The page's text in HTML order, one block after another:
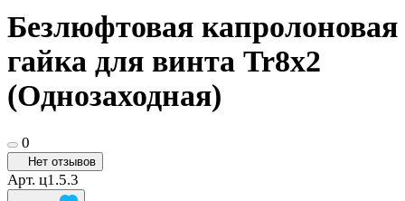
Безлюфтовая капролоновая
гайка для винта Tr8x2
(Однозаходная)
0
Нет отзывов
Арт. ц1.5.3